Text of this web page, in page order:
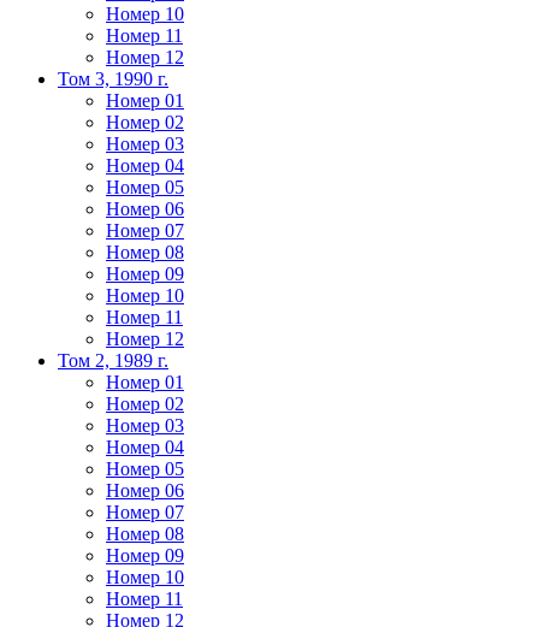
Номер 10
Номер 11
Номер 12
Том 3, 1990 г.
Номер 01
Номер 02
Номер 03
Номер 04
Номер 05
Номер 06
Номер 07
Номер 08
Номер 09
Номер 10
Номер 11
Номер 12
Том 2, 1989 г.
Номер 01
Номер 02
Номер 03
Номер 04
Номер 05
Номер 06
Номер 07
Номер 08
Номер 09
Номер 10
Номер 11
Номер 12